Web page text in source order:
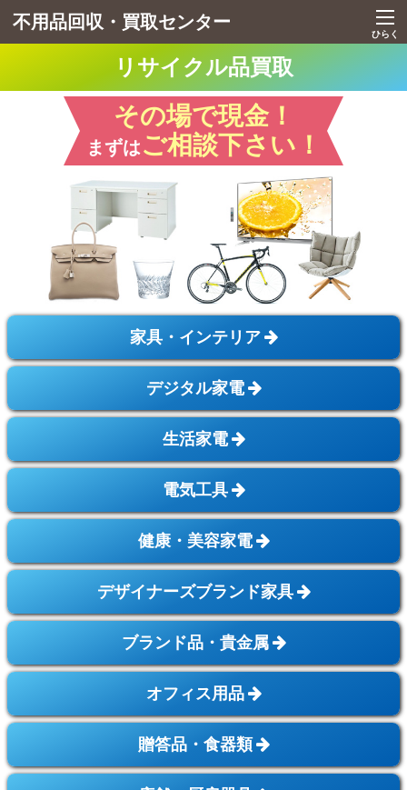
不用品回収・買取センター
ひらく
リサイクル品買取
その場で現金！
まずはご相談下さい！
家具・インテリア
デジタル家電
生活家電
電気工具
健康・美容家電
デザイナーズブランド家具
ブランド品・貴金属
オフィス用品
贈答品・食器類